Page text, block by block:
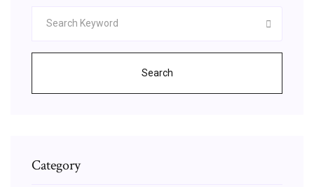
Search
Category